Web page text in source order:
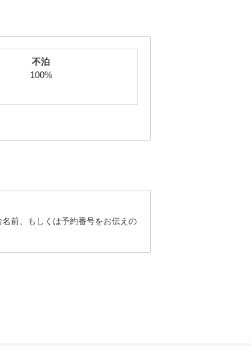
不泊
100%
前、もしくは予約番号をお伝えの